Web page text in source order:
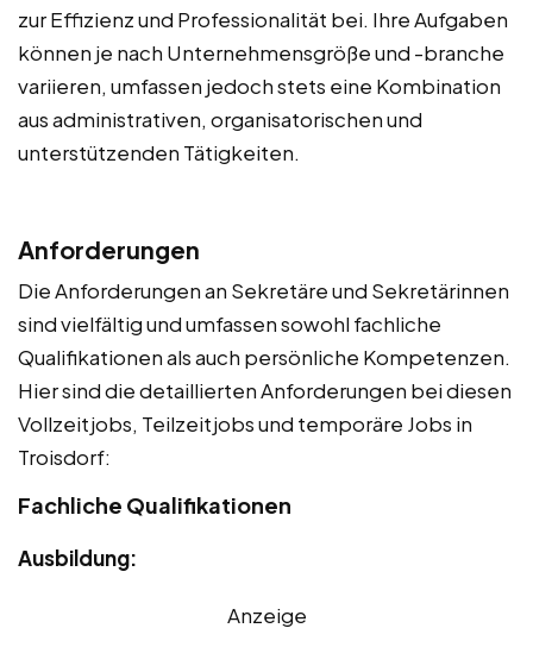
zur Effizienz und Professionalität bei. Ihre Aufgaben
können je nach Unternehmensgröße und -branche
variieren, umfassen jedoch stets eine Kombination
aus administrativen, organisatorischen und
unterstützenden Tätigkeiten.
Anforderungen
Die Anforderungen an Sekretäre und Sekretärinnen
sind vielfältig und umfassen sowohl fachliche
Qualifikationen als auch persönliche Kompetenzen.
Hier sind die detaillierten Anforderungen bei diesen
Vollzeitjobs, Teilzeitjobs und temporäre Jobs in
Troisdorf:
Fachliche Qualifikationen
Ausbildung:
Anzeige